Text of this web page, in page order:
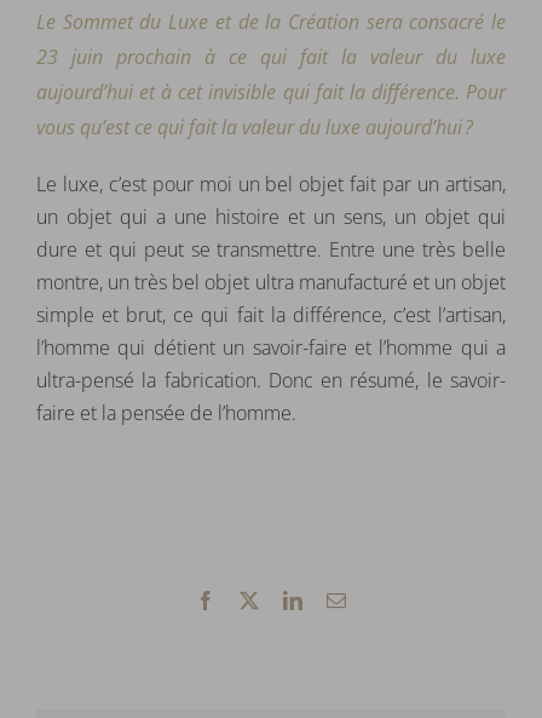
Le Sommet du Luxe et de la Création sera consacré le
23 juin prochain à ce qui fait la valeur du luxe
aujourd’hui et à cet invisible qui fait la différence. Pour
vous qu’est ce qui fait la valeur du luxe aujourd’hui ?
Le luxe, c’est pour moi un bel objet fait par un artisan,
un objet qui a une histoire et un sens, un objet qui
dure et qui peut se transmettre. Entre une très belle
montre, un très bel objet ultra manufacturé et un objet
simple et brut, ce qui fait la différence, c’est l’artisan,
l’homme qui détient un savoir-faire et l’homme qui a
ultra-pensé la fabrication. Donc en résumé, le savoir-
faire et la pensée de l’homme.
Facebook LinkedInEmail